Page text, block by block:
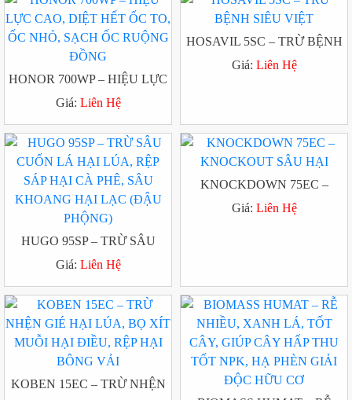
HONOR 700WP – HIỆU LỰC
CAO, DIỆT HẾT ỐC TO, ỐC
ĐỒNG
Giá: Liên Hệ
HOSAVIL 5SC – TRỪ BỆNH
SIÊU VIỆT
Giá: Liên Hệ
HUGO 95SP – TRỪ SÂU
CUỐN LÁ HẠI LÚA, RỆP
KHOANG HẠI LẠC (ĐẬU
PHỘNG)
Giá: Liên Hệ
KNOCKDOWN 75EC –
KNOCKOUT SÂU HẠI
Giá: Liên Hệ
KOBEN 15EC – TRỪ NHỆN